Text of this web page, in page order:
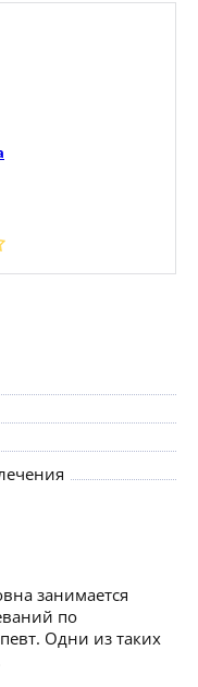
занимается
по
Одни из таких